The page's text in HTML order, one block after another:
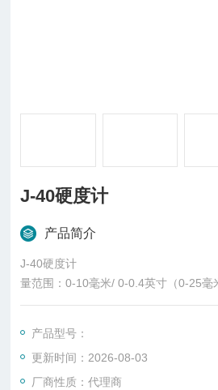
J-40硬度计
产品简介
J-40硬度计
量范围：0-10毫米/ 0-0.4英寸（0-25毫
分辨率：0.01毫米/0.001英寸
纸张，地板，皮革，箔等的材料厚度。
SO标准 。 触针的形状和压力符合DIN
低成本的厚度计适用于快速比较测量。
产品型号：
更新时间：2026-08-03
厂商性质：代理商